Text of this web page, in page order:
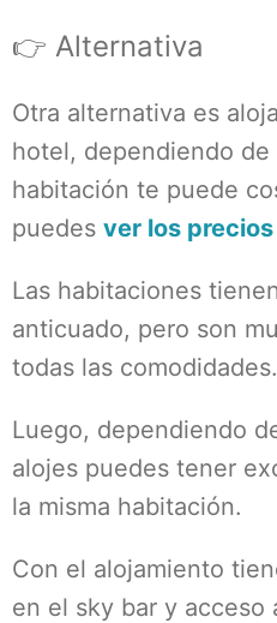
👉 Alternativa
Otra alternativa es
hotel, dependiendo de
habitación te puede
puedes ver los
Las habitaciones
anticuado, pero son
todas las comodidades.
Luego, dependiendo
alojes puedes tener
la misma habitación.
Con el alojamiento
en el sky bar y acceso